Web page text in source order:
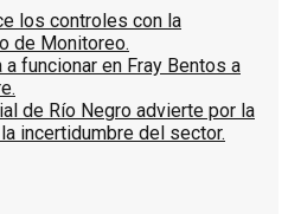
los controles con la
de Monitoreo.
funcionar en Fray Bentos a
de Río Negro advierte por la
incertidumbre del sector.